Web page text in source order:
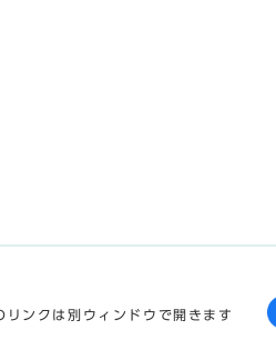
リンクは別ウィンドウで開きます